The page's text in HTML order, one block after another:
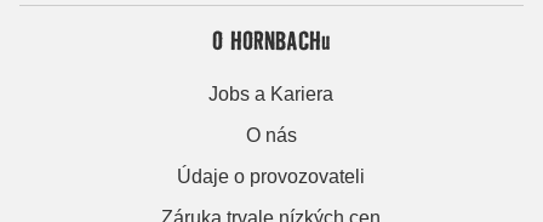
O HORNBACHu
Jobs a Kariera
O nás
Údaje o provozovateli
Záruka trvale nízkých cen